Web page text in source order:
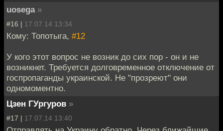
uosega »
#16 | 17.07.14 13:34
Кому: Топотыга, #12
У кого этот вопрос не возник до сих пор - он и не
возникнет. Требуется долговременное отключение от
госпропаганды украинской. Не "прозреют" они
одномоментно.
Цзен ГУргуров »
#17 | 17.07.14 13:40